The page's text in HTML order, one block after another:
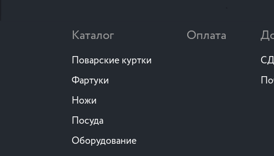
Каталог
Поварские куртки
Фартуки
Ножи
Посуда
Оборудование
Оплата